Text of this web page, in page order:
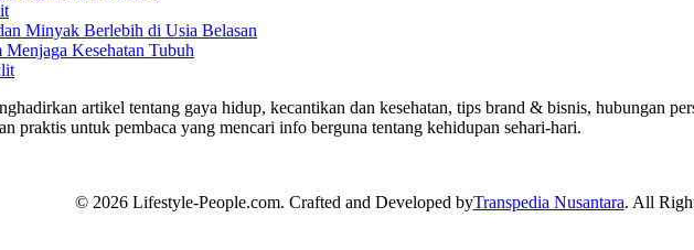
Minyak Berlebih di Usia Belasan
Kesehatan Tubuh
artikel tentang gaya hidup, kecantikan dan kesehatan, tips brand & bisnis, hubungan
praktis untuk pembaca yang mencari info berguna tentang kehidupan sehari-hari.
© 2026 Lifestyle-People.com. Crafted and Developed byTranspedia Nusantara. All